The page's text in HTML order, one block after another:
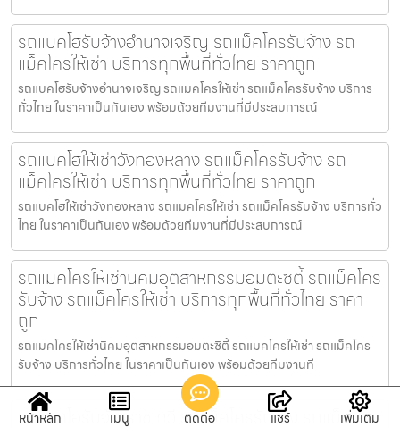
รถแบคโฮรับจ้างอำนาจเจริญ รถแม็คโครรับจ้าง รถ
แม็คโครให้เช่า บริการทุกพื้นที่ทั่วไทย ราคาถูก
รถแบคโฮรับจ้างอำนาจเจริญ รถแมคโครให้เช่า รถแม็คโครรับจ้าง บริการ
ทั่วไทย ในราคาเป็นกันเอง พร้อมด้วยทีมงานที่มีประสบการณ์
รถแบคโฮให้เช่าวังทองหลาง รถแม็คโครรับจ้าง รถ
แม็คโครให้เช่า บริการทุกพื้นที่ทั่วไทย ราคาถูก
รถแบคโฮให้เช่าวังทองหลาง รถแมคโครให้เช่า รถแม็คโครรับจ้าง บริการทั่ว
ไทย ในราคาเป็นกันเอง พร้อมด้วยทีมงานที่มีประสบการณ์
รถแมคโครให้เช่านิคมอุตสาหกรรมอมตะซิตี้ รถแม็คโคร
รับจ้าง รถแม็คโครให้เช่า บริการทุกพื้นที่ทั่วไทย ราคา
ถูก
รถแมคโครให้เช่านิคมอุตสาหกรรมอมตะซิตี้ รถแมคโครให้เช่า รถแม็คโคร
รับจ้าง บริการทั่วไทย ในราคาเป็นกันเอง พร้อมด้วยทีมงานที
รถแบคโฮรับจ้างราชเทวี รถแม็คโครรับจ้าง รถแม็คโคร
หน้าหลัก เมนู ติดต่อ แชร์ เพิ่มเติม